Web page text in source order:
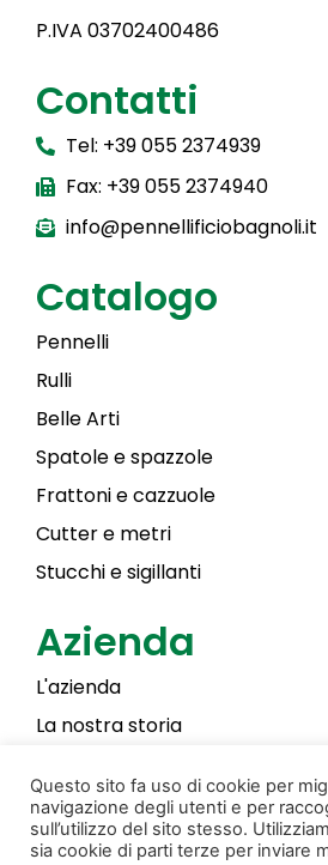
P.IVA 03702400486
Contatti
Tel: +39 055 2374939
Fax: +39 055 2374940
info@pennellificiobagnoli.it
Catalogo
Pennelli
Rulli
Belle Arti
Spatole e spazzole
Frattoni e cazzuole
Cutter e metri
Stucchi e sigillanti
Azienda
L'azienda
La nostra storia
Questo sito fa uso di cookie per
navigazione degli utenti e per
sull’utilizzo del sito stesso.
sia cookie di parti terze per inviare